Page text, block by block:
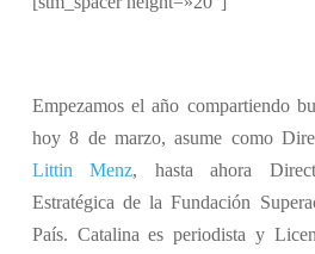
Empezamos el año compartiendo
hoy 8 de marzo, asume como
Littin Menz, hasta ahora
Estratégica de la Fundación
País. Catalina es periodista y